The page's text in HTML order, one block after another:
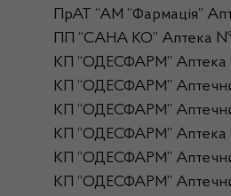
ПрАТ “АМ “Фармація”
ПП “САНА КО” Аптека №
КП “ОДЕСФАРМ” Аптека №
КП “ОДЕСФАРМ”
КП “ОДЕСФАРМ”
КП “ОДЕСФАРМ” Аптека
КП “ОДЕСФАРМ”
КП “ОДЕСФАРМ”